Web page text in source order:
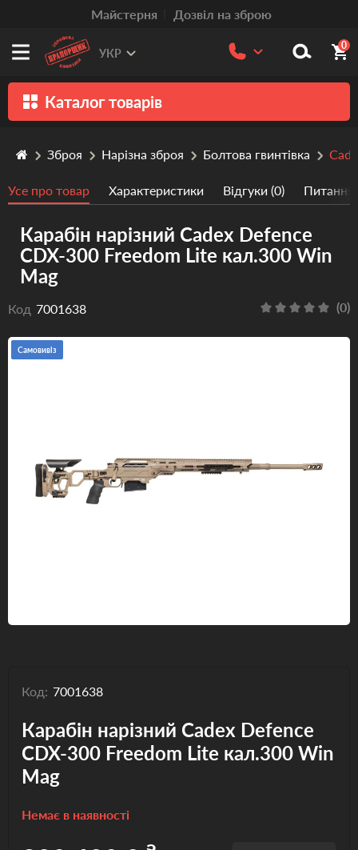
Mайстерня Дозвіл на зброю
УКР
0
Каталог товарів
Травматична зброя
Пістолети та револьвери
Оптика
Релоадінг патронів
Зброя Нарізна зброя Болтова гвинтівка
Усе про товар Характеристики Відгуки (0)
Карабін нарізний Cadex Defence
CDX-300 Freedom Lite кал.300 Win
Mag
Код 7001638 (0)
Самовивіз
Код: 7001638
Карабін нарізний Cadex Defence
CDX-300 Freedom Lite кал.300 Win
Mag
Немає в наявності